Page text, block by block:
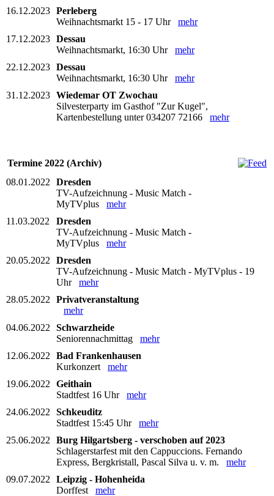
16.12.2023 Perleberg
Weihnachtsmarkt 15 - 17 Uhr mehr
17.12.2023 Dessau
Weihnachtsmarkt, 16:30 Uhr mehr
22.12.2023 Dessau
Weihnachtsmarkt, 16:30 Uhr mehr
31.12.2023 Wiedemar OT Zwochau
Silvesterparty im Gasthof "Zur Kugel",
Kartenbestellung unter 034207 72166 mehr
Termine 2022 (Archiv)
08.01.2022
Dresden
TV-Aufzeichnung - Music Match -
MyTVplus mehr
11.03.2022
Dresden
TV-Aufzeichnung - Music Match -
MyTVplus mehr
20.05.2022
Dresden
TV-Aufzeichnung - Music Match - MyTVplus - 19
Uhr mehr
28.05.2022
Privatveranstaltung
mehr
04.06.2022
Schwarzheide
Seniorennachmittag mehr
12.06.2022
Bad Frankenhausen
Kurkonzert mehr
19.06.2022
Geithain
Stadtfest 16 Uhr mehr
24.06.2022
Schkeuditz
Stadtfest 15:45 Uhr mehr
25.06.2022
Burg Hilgartsberg - verschoben auf 2023
Schlagerstarfest mit den Cappuccions. Fernando
Express, Bergkristall, Pascal Silva u. v. m. mehr
09.07.2022
Leipzig - Hohenheida
Dorffest mehr